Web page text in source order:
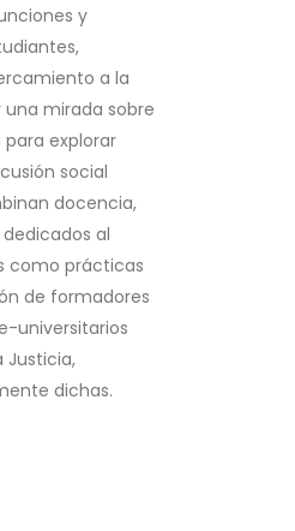
y
a la
mirada sobre
explorar
social
docencia,
al
como prácticas
de formadores
universitarios
Justicia,
dichas.